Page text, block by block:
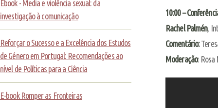
Ebook - Media e violência sexual: da
investigação à comunicação
Reforçar o Sucesso e a Excelência dos Estudos
de Género em Portugal: Recomendações ao
nível de Políticas para a Ciência
E-book Romper as Fronteiras
10:00 –
Rachel Palmén,
Comentário:
Moderação: Rosa